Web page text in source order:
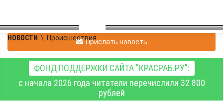
НОВОСТИ \ ПроисшествияПрислать новость
ФОНД ПОДДЕРЖКИ САЙТА "КРАСРАБ.РУ":
с начала 2026 года читатели перечислили 32 800
рублей